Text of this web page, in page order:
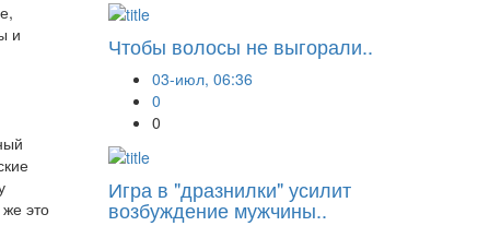
и
это
Чтобы волосы не выгорали..
03-июл, 06:36
0
0
Игра в "дразнилки" усилит
возбуждение мужчины..